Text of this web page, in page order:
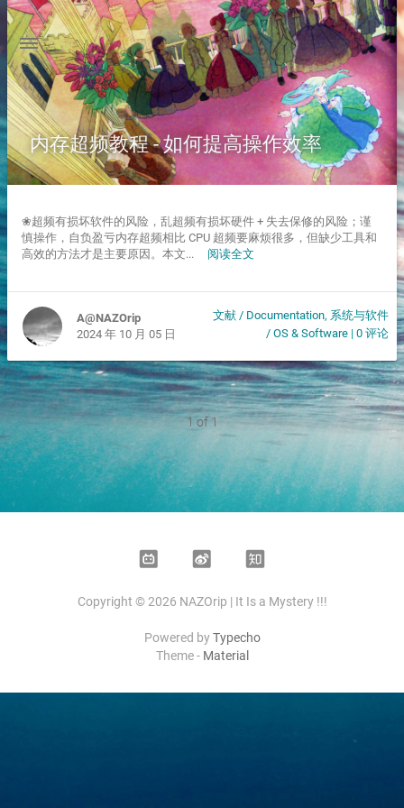
内存超频教程 - 如何提高操作效率
❀超频有损坏软件的风险，乱超频有损坏硬件 + 失去保修的风险；谨
慎操作，自负盈亏内存超频相比 CPU 超频要麻烦很多，但缺少工具和
高效的方法才是主要原因。本文... 阅读全文
A@NAZOrip
2024 年 10 月 05 日
文献 / Documentation, 系统与软件
/ OS & Software |0 评论
1 of 1
Bilibili Weibo Zhihu
Copyright © 2026 NAZOrip | It Is a Mystery !!!
Powered byTypecho
Theme - Material